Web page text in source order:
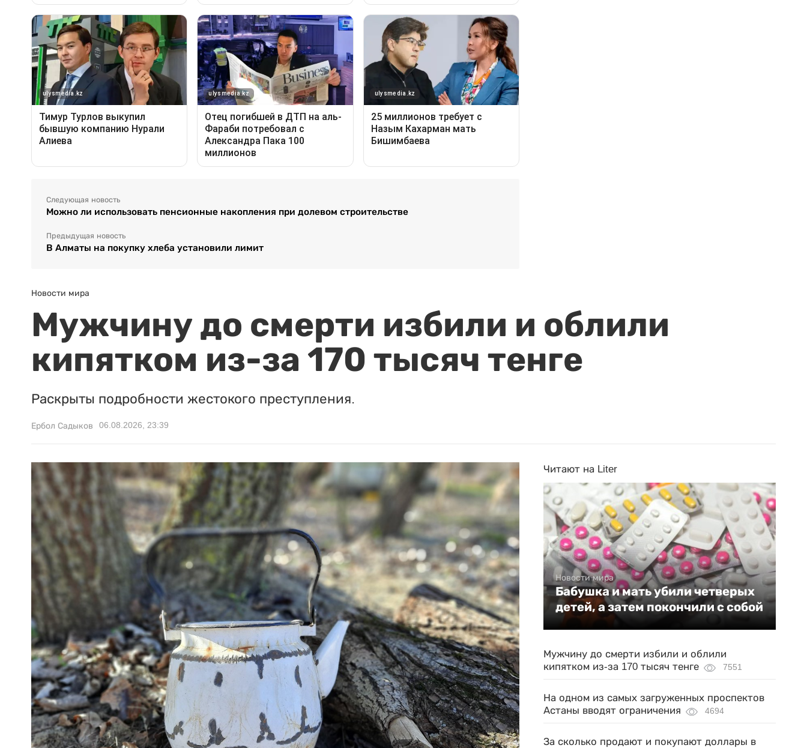
Следующая новость
Можно ли использовать пенсионные накопления при долевом строительстве
Предыдущая новость
В Алматы на покупку хлеба установили лимит
Новости мира
Мужчину до смерти избили и облили
кипятком из-за 170 тысяч тенге
Раскрыты подробности жестокого преступления.
Ербол Садыков 06.08.2026, 23:39
Читают на Liter
Новости мира
Бабушка и мать убили четверых
детей, а затем покончили с собой
Мужчину до смерти избили и облили
кипятком из-за 170 тысяч тенге
7551
На одном из самых загруженных проспектов
Астаны вводят ограничения
4694
За сколько продают и покупают доллары в